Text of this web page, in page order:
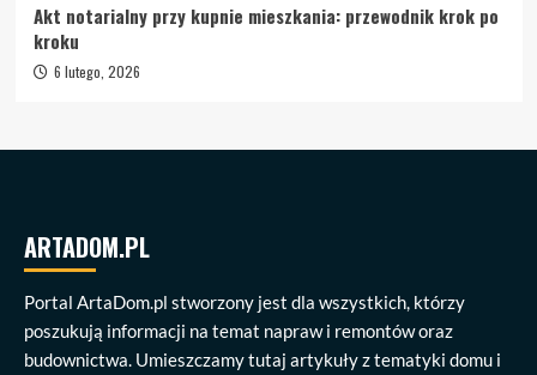
Akt notarialny przy kupnie mieszkania: przewodnik krok po
kroku
6 lutego, 2026
ARTADOM.PL
Portal ArtaDom.pl stworzony jest dla wszystkich, którzy
poszukują informacji na temat napraw i remontów oraz
budownictwa. Umieszczamy tutaj artykuły z tematyki domu i